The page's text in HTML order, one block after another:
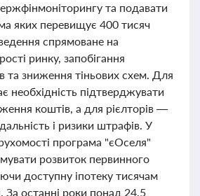
та подавати
яких перевищує 400 тисяч
спрямоване на
ринку, запобігання
та зниження тіньових схем. Для
необхідність підтверджувати
коштів, а для рієлторів —
і ризики штрафів. У
програма "єОселя"
розвиток первинного
доступну іпотеку тисячам
За останні роки понад 24,5